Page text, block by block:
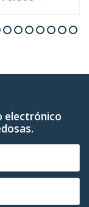
electrónico